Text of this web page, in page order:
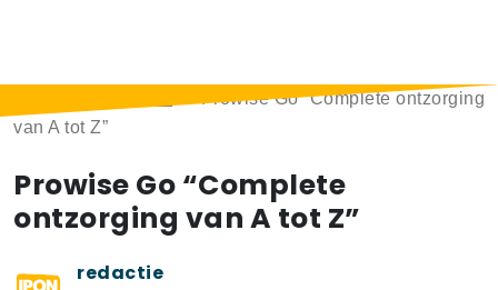
Prowise Go “Complete ontzorging
van A tot Z”
Prowise Go “Complete
ontzorging van A tot Z”
redactie